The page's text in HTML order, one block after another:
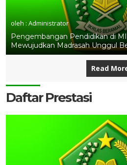
oleh : Administrator
Pengembangan Pendidikan di
Mewujudkan Madrasah Unggul
Read
Daftar Prestasi